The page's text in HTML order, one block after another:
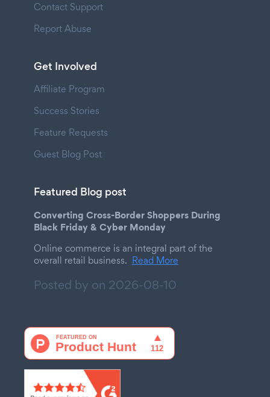
Contact Support
Report Abuse
Get Involved
Affiliate Program
Success Stories
Feature Requests
Guest Blog Post
Featured Blog post
Converting Cross-Border Shoppers During
Black Friday & Cyber Monday
Online commerce is an integral part of the
overall retail business. Read More
Posted by on 2026-08-10